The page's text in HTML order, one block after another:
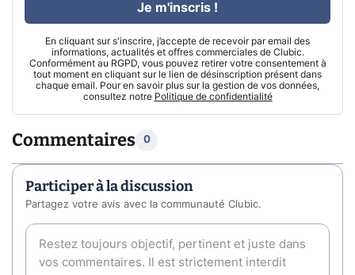
En cliquant sur s'inscrire, j’accepte de recevoir par email des
informations, actualités et offres commerciales de Clubic.
Conformément au RGPD, vous pouvez retirer votre consentement à
tout moment en cliquant sur le lien de désinscription présent dans
chaque email. Pour en savoir plus sur la gestion de vos données,
consultez notre Politique de confidentialité
Je m'inscris !
Commentaires 0
Participer à la discussion
Partagez votre avis avec la communauté Clubic.